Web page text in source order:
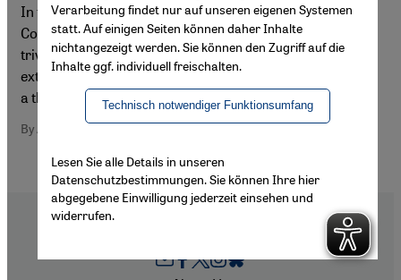
In this essay, Aiman Mazyek, chairman of the Central
Council of Muslims in Germany, warns against the
trivialisation of anti-Islamic tendencies and right-wing
extremist violence, both of which are increasingly posing
a threat to social peace in Germany
By Aiman Mazyek
Verarbeitung findet nur auf unseren eigenen Systemen
statt. Auf einigen Seiten können daher Inhalte
nichtangezeigt werden. Sie können den Zugriff auf die
Inhalte ggf. individuell freischalten.
Technisch notwendiger Funktionsumfang
Lesen Sie alle Details in unseren
Datenschutzbestimmungen. Sie können Ihre hier
abgegebene Einwilligung jederzeit einsehen und
widerrufen.